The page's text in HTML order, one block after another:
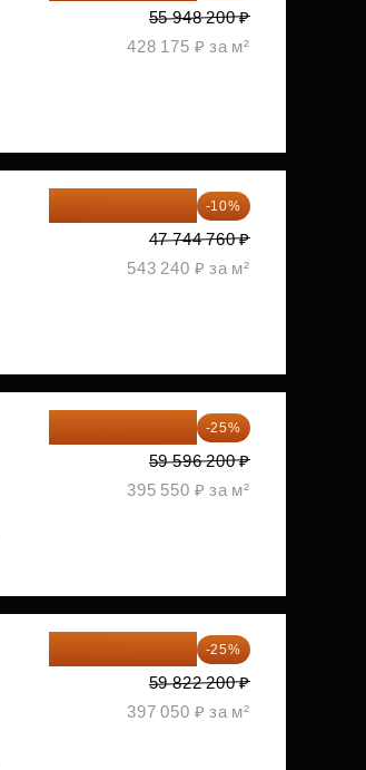
55 948 200 ₽
428 175 ₽ за м²
-10%
47 744 760 ₽
543 240 ₽ за м²
-25%
59 596 200 ₽
395 550 ₽ за м²
-25%
59 822 200 ₽
397 050 ₽ за м²